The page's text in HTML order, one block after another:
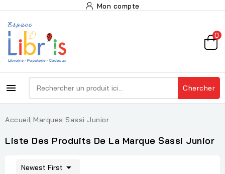
Mon compte
0
 Chercher
Accueil Marques Sassi Junior
Liste Des Produits De La Marque Sassi Junior
Newest First 